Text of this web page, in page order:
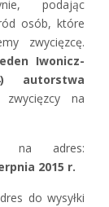
podając
osób, które
zwycięzcę.
Iwonicz-
autorstwa
na
na adres:
2015 r.
do wysyłki